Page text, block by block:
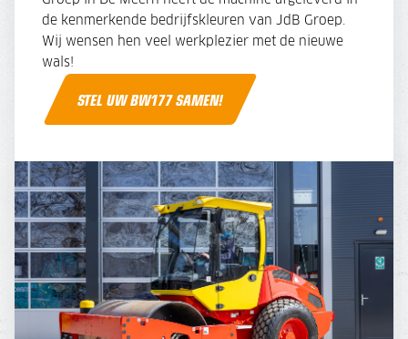
de kenmerkende bedrijfskleuren van JdB Groep.
Wij wensen hen veel werkplezier met de nieuwe
wals!
STEL UW BW177 SAMEN!